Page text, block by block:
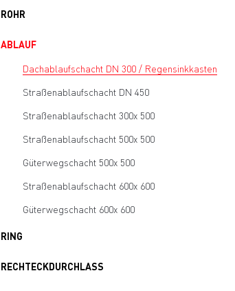
ROHR
ABLAUF
Dachablaufschacht DN 300 / Regensinkkasten
Straßenablaufschacht DN 450
Straßenablaufschacht 300x 500
Straßenablaufschacht 500x 500
Güterwegschacht 500x 500
Straßenablaufschacht 600x 600
Güterwegschacht 600x 600
RING
RECHTECKDURCHLASS